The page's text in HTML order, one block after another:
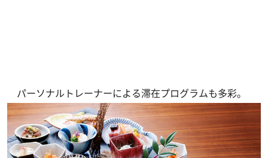
パーソナルトレーナーによる滞在プログラムも多彩。